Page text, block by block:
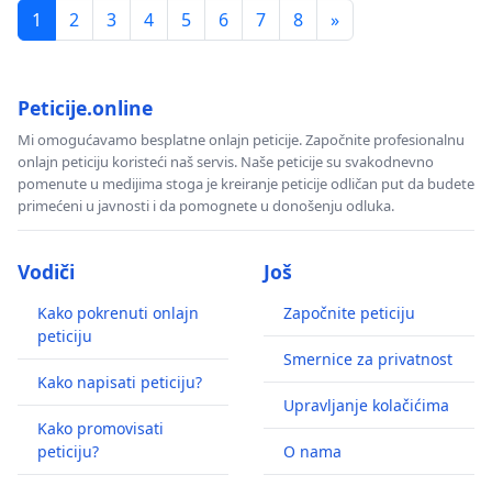
1
2 3 4 5 6 7 8 »
Peticije.online
Mi omogućavamo besplatne onlajn peticije. Započnite profesionalnu
onlajn peticiju koristeći naš servis. Naše peticije su svakodnevno
pomenute u medijima stoga je kreiranje peticije odličan put da budete
primećeni u javnosti i da pomognete u donošenju odluka.
Vodiči
Kako pokrenuti onlajn
peticiju
Kako napisati peticiju?
Kako promovisati
peticiju?
Još
Započnite peticiju
Smernice za privatnost
Upravljanje kolačićima
O nama